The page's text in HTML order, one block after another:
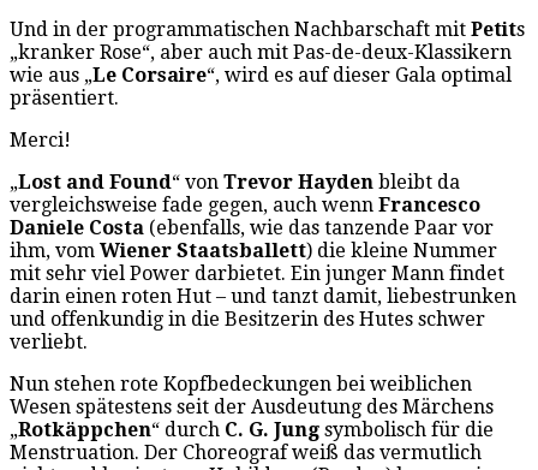
Und in der programmatischen Nachbarschaft mit Petits
„kranker Rose“, aber auch mit Pas-de-deux-Klassikern
wie aus „Le Corsaire“, wird es auf dieser Gala optimal
präsentiert.
Merci!
„Lost and Found“ von Trevor Hayden bleibt da
vergleichsweise fade gegen, auch wenn Francesco
Daniele Costa (ebenfalls, wie das tanzende Paar vor
ihm, vom Wiener Staatsballett) die kleine Nummer
mit sehr viel Power darbietet. Ein junger Mann findet
darin einen roten Hut – und tanzt damit, liebestrunken
und offenkundig in die Besitzerin des Hutes schwer
verliebt.
Nun stehen rote Kopfbedeckungen bei weiblichen
Wesen spätestens seit der Ausdeutung des Märchens
„Rotkäppchen“ durch C. G. Jung symbolisch für die
Menstruation. Der Choreograf weiß das vermutlich